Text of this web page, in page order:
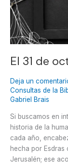
El 31 de
Deja un
Consultas de la
Gabriel Brais
Si buscamos en
historia de la
cada año,
hecha por Esdras
Jerusalén; ese